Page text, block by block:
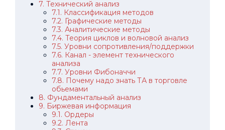
7. Технический анализ
7.1. Классификация методов
7.2. Графические методы
7.3. Аналитические методы
7.4. Теория циклов и волновой анализ
7.5. Уровни сопротивления/поддержки
7.6. Канал - элемент технического
анализа
7.7. Уровни Фибоначчи
7.8. Почему надо знать ТА в торговле
обьемами
8. Фундаментальный анализ
9. Биржевая информация
9.1. Ордеры
9.2. Лента